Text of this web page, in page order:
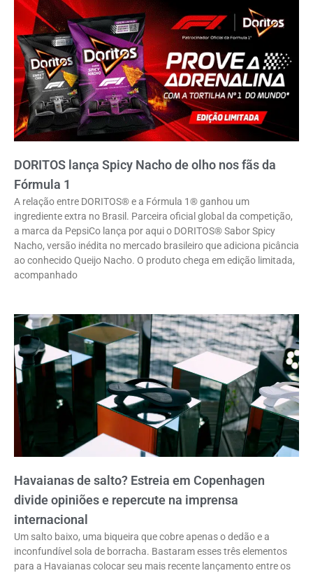
DORITOS lança Spicy Nacho de olho nos fãs da
Fórmula 1
A relação entre DORITOS® e a Fórmula 1® ganhou um
ingrediente extra no Brasil. Parceira oficial global da competição,
a marca da PepsiCo lança por aqui o DORITOS® Sabor Spicy
Nacho, versão inédita no mercado brasileiro que adiciona picância
ao conhecido Queijo Nacho. O produto chega em edição limitada,
acompanhado
Havaianas de salto? Estreia em Copenhagen
divide opiniões e repercute na imprensa
internacional
Um salto baixo, uma biqueira que cobre apenas o dedão e a
inconfundível sola de borracha. Bastaram esses três elementos
para a Havaianas colocar seu mais recente lançamento entre os